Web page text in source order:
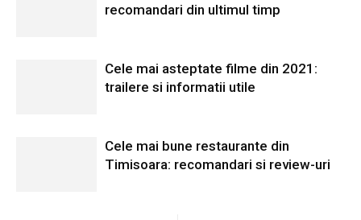
recomandari din ultimul timp
Cele mai asteptate filme din 2021:
trailere si informatii utile
Cele mai bune restaurante din
Timisoara: recomandari si review-uri